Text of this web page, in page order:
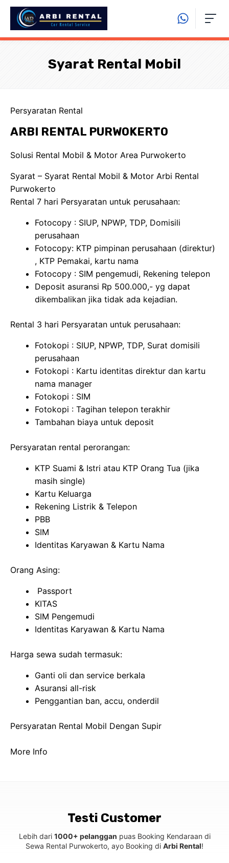
Langsung
Syarat Rental Mobil
Persyaratan Rental
ARBI RENTAL PURWOKERTO
Solusi Rental Mobil & Motor Area Purwokerto
Syarat – Syarat Rental Mobil & Motor Arbi Rental
Purwokerto
Rental 7 hari Persyaratan untuk perusahaan:
Fotocopy : SIUP, NPWP, TDP, Domisili
perusahaan
Fotocopy: KTP pimpinan perusahaan (direktur)
, KTP Pemakai, kartu nama
Fotocopy : SIM pengemudi, Rekening telepon
Deposit asuransi Rp 500.000,- yg dapat
dikembalikan jika tidak ada kejadian.
Rental 3 hari Persyaratan untuk perusahaan:
Fotokopi : SIUP, NPWP, TDP, Surat domisili
perusahaan
Fotokopi : Kartu identitas direktur dan kartu
nama manager
Fotokopi : SIM
Fotokopi : Tagihan telepon terakhir
Tambahan biaya untuk deposit
Persyaratan rental perorangan:
KTP Suami & Istri atau KTP Orang Tua (jika
masih single)
Kartu Keluarga
Rekening Listrik & Telepon
PBB
SIM
Identitas Karyawan & Kartu Nama
Orang Asing:
Passport
KITAS
SIM Pengemudi
Identitas Karyawan & Kartu Nama
Harga sewa sudah termasuk:
Ganti oli dan service berkala
Asuransi all-risk
Penggantian ban, accu, onderdil
Persyaratan Rental Mobil Dengan Supir
More Info
Testi Customer
Lebih dari 1000+ pelanggan puas Booking Kendaraan di
Sewa Rental Purwokerto, ayo Booking di Arbi Rental!